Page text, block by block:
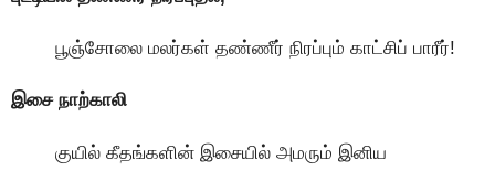
பூஞ்சோலை மலர்கள் தண்ணீர் நிரப்பும் காட்சிப் பாரீர்!
இசை நாற்காலி
குயில் கீதங்களின் இசையில் அமரும் இனிய